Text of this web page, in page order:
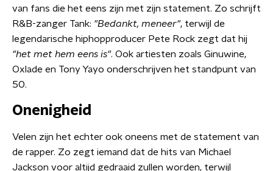
van fans die het eens zijn met zijn statement. Zo schrijft
R&B-zanger Tank: "Bedankt, meneer", terwijl de
legendarische hiphopproducer Pete Rock zegt dat hij
"het met hem eens is". Ook artiesten zoals Ginuwine,
Oxlade en Tony Yayo onderschrijven het standpunt van
50.
Onenigheid
Velen zijn het echter ook oneens met de statement van
de rapper. Zo zegt iemand dat de hits van Michael
Jackson voor altijd gedraaid zullen worden, terwijl